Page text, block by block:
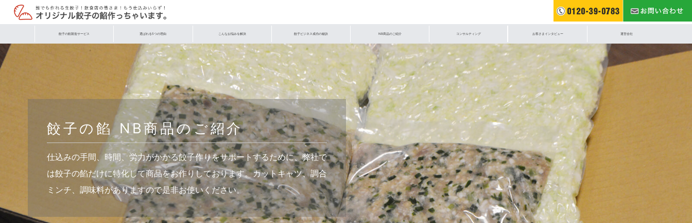
餃子の餡製造サービス 選ばれる5つの理由 こんなお悩みを解決 餃子ビジネス成功の秘訣 NB商品のご紹介 コンサルティング お客さまインタビュー 運営会社
餃子の餡 NB商品のご紹介
仕込みの手間、時間、労力がかかる餃子作りをサポートするために、弊社で
は餃子の餡だけに特化して商品をお作りしております。カットキャツ、調合
ミンチ、調味料がありますので是非お使いください。